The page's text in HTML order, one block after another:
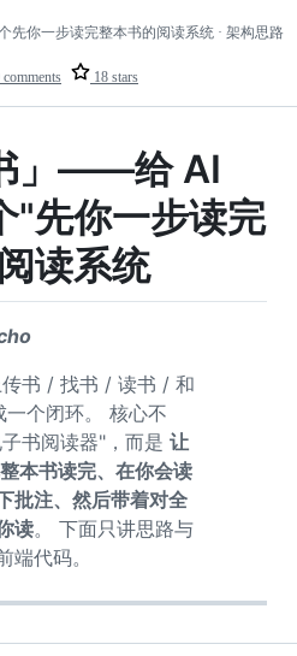
comments 18 stars
你一步读完整本书的阅读系统 · 架构思路
」——给 AI
"先你一步读完
读系统
书 / 找书 / 读书 / 和
一个闭环。 核心不
书阅读器"，而是 让
本书读完、在你会读
批注、然后带着对全
读。 下面只讲思路与
端代码。